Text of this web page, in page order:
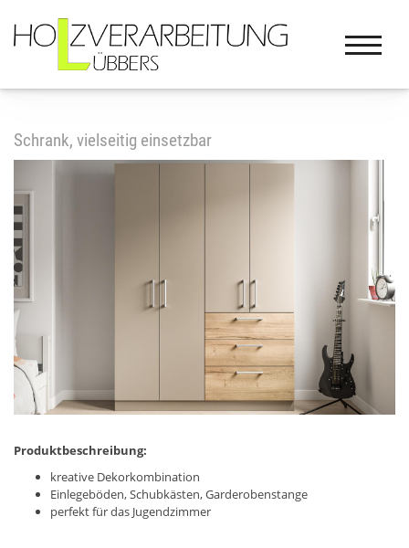
Schrank, vielseitig einsetzbar
Produktbeschreibung:
kreative Dekorkombination
Einlegeböden, Schubkästen, Garderobenstange
perfekt für das Jugendzimmer